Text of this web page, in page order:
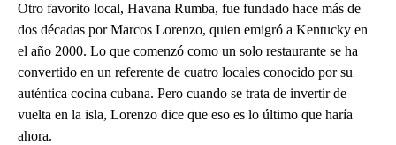
Otro favorito local, Havana Rumba, fue fundado hace más de
dos décadas por Marcos Lorenzo, quien emigró a Kentucky en
el año 2000. Lo que comenzó como un solo restaurante se ha
convertido en un referente de cuatro locales conocido por su
auténtica cocina cubana. Pero cuando se trata de invertir de
vuelta en la isla, Lorenzo dice que eso es lo último que haría
ahora.